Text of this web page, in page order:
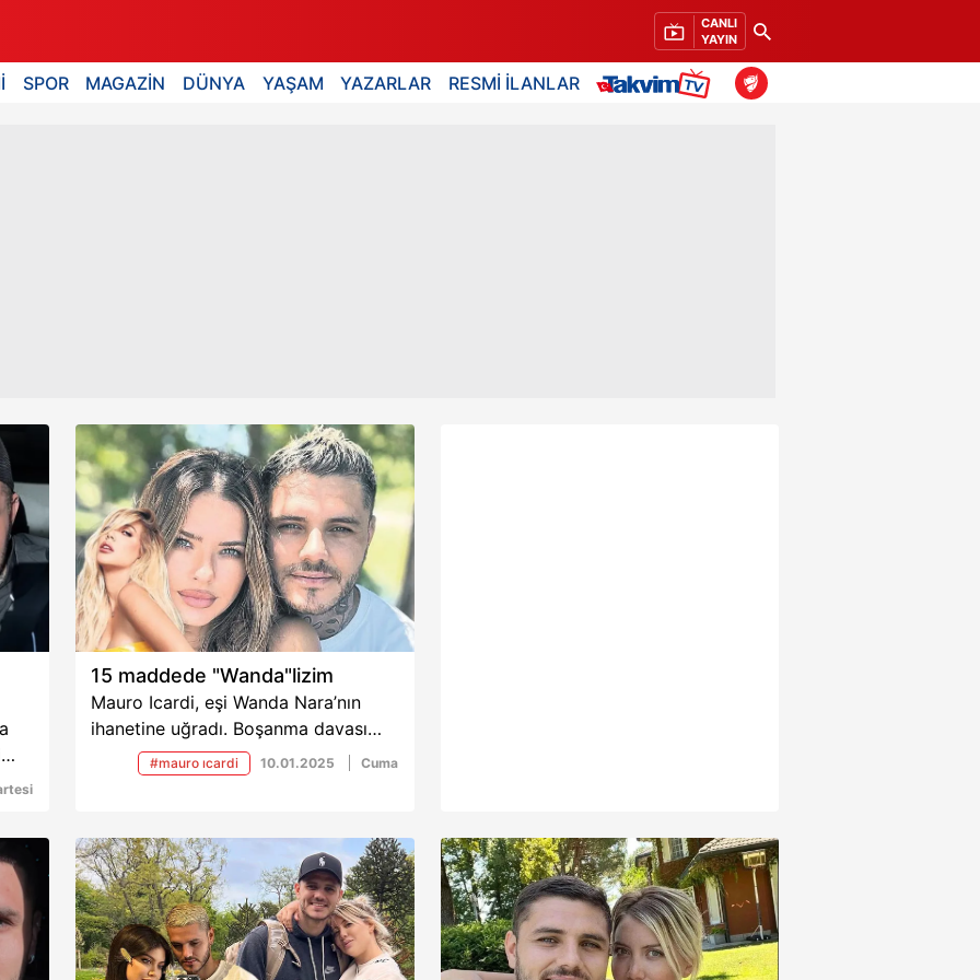
CANLI
YAYIN
SPOR MAGAZİN DÜNYA YAŞAM YAZARLAR RESMİ İLANLAR
15 maddede "Wanda"lizim
Mauro Icardi, eşi Wanda Nara’nın
ihanetine uğradı. Boşanma davası
açtı. Şimdi de 15 maddede ayrılığın
nedenlerini sıraladı. Ayrıca yeni
fotoğraflarını yayınladı.
#mauro ıcardi 10.01.2025 Cuma